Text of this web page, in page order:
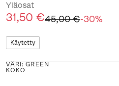
Yläosat
31,50 €45,00 €-30%
Käytetty
VÄRI :GREEN
KOKO